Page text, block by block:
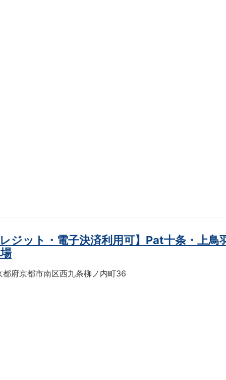
レジット・電子決済利用可】Pat十条・上鳥
都府京都市南区西九条柳ノ内町36